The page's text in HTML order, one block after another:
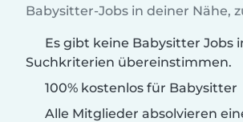
Babysitter-Jobs in deiner Nähe,
Es gibt keine Babysitter Jobs
Suchkriterien übereinstimmen.
100% kostenlos für Babysitter
Alle Mitglieder absolvieren